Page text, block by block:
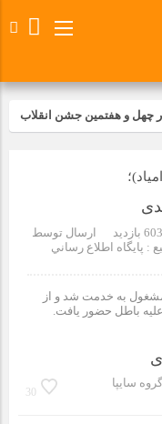
چهل و هفتمین جشن انقلاب
آرمان های رهبر کبیر و فقید
کارکنان برگزار شد
امام محمدتقی(ع) در
ارسال توسط
: پايگاه اطلاع رساني
به خدمت شد و از
باطل حضور يافت.
سايپا
30